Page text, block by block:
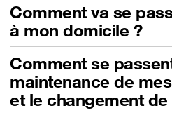
Comment va se
à mon domicile ?
Comment se
maintenance de
et le changement de